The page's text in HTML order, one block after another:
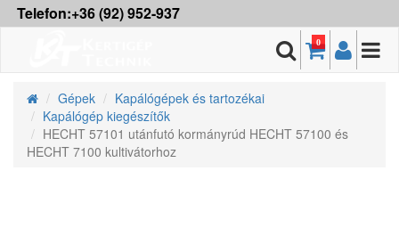
Telefon:+36 (92) 952-937
0
Gépek
Kapálógépek és tartozékai
Kapálógép kiegészítők
HECHT 57101 utánfutó kormányrúd HECHT 57100 és
HECHT 7100 kultivátorhoz